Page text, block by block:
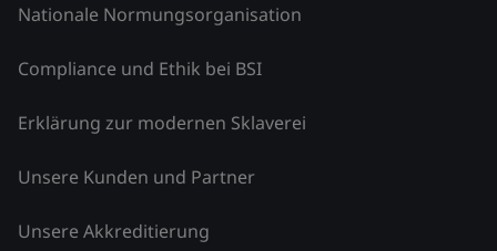
Nationale Normungsorganisation
Compliance und Ethik bei BSI
Erklärung zur modernen Sklaverei
Unsere Kunden und Partner
Unsere Akkreditierung